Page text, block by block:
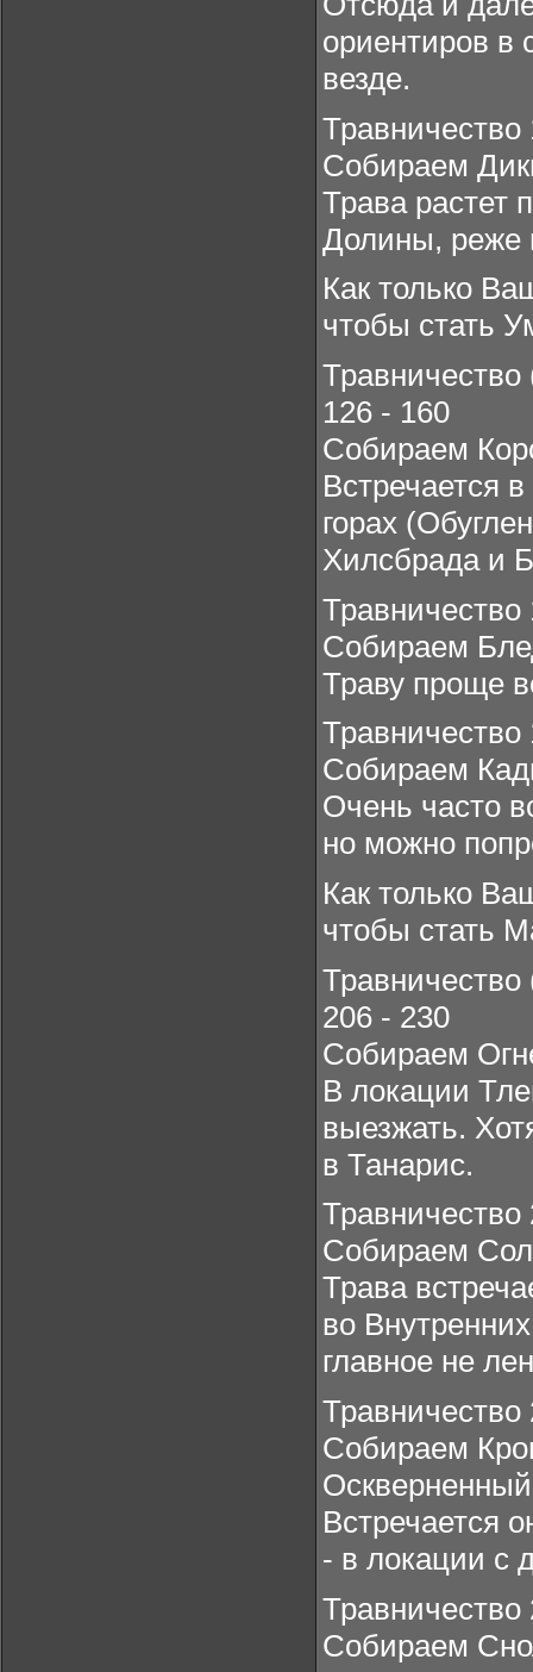
ориентиров в
везде.
Травничество
Собираем
Трава растет
Долины, реже
Как только
чтобы стать
126 - 160
Собираем
Встречается
горах
Хилсбрада и
Травничество
Собираем
Траву проще
Травничество
Собираем
Очень часто
но можно
Как только
чтобы стать
206 - 230
Собираем
В локации
выезжать.
в Танарис.
Травничество
Собираем
Трава
во
главное не
Травничество
Собираем
Встречается
- в локации с
Собираем